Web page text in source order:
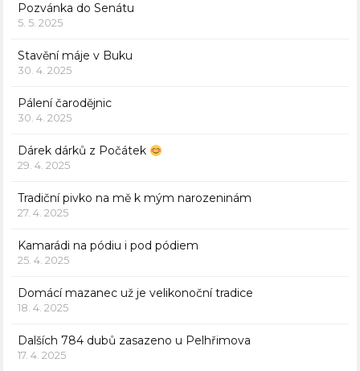
Pozvánka do Senátu
5. 5. 2025
Stavění máje v Buku
30. 4. 2025
Pálení čarodějnic
30. 4. 2025
Dárek dárků z Počátek
29. 4. 2025
Tradiční pivko na mě k mým narozeninám
27. 4. 2025
Kamarádi na pódiu i pod pódiem
25. 4. 2025
Domácí mazanec už je velikonoční tradice
18. 4. 2025
Dalších 784 dubů zasazeno u Pelhřimova
17. 4. 2025